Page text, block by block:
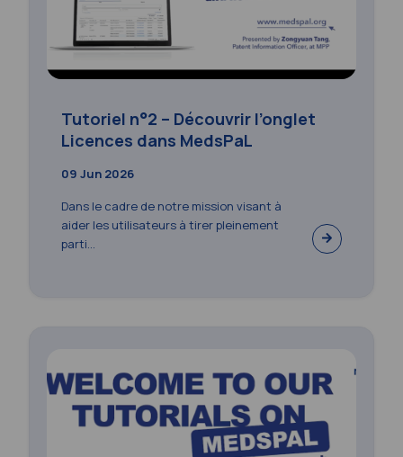
Tutoriel n°2 – Découvrir l’onglet
Licences dans MedsPaL
09 Jun 2026
Dans le cadre de notre mission visant à
aider les utilisateurs à tirer pleinement
parti...